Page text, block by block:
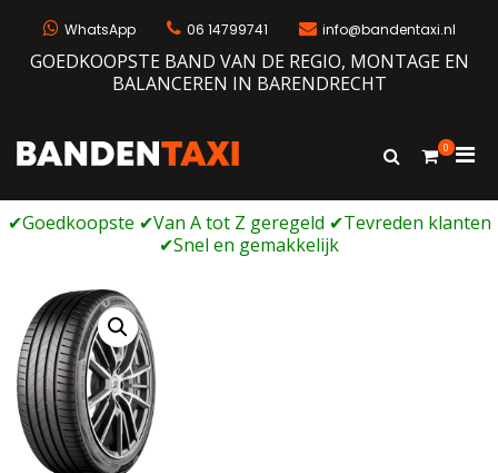
WhatsApp 06 14799741 info@bandentaxi.nl
GOEDKOOPSTE BAND VAN DE REGIO, MONTAGE EN
BALANCEREN IN BARENDRECHT
Bandengarage met eigen webshop
Toon
0
voor